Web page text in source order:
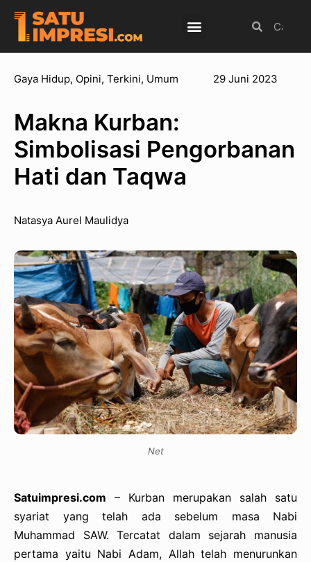
Gaya Hidup, Opini, Terkini, Umum 29 Juni 2023
Makna Kurban:
Simbolisasi Pengorbanan
Hati dan Taqwa
Natasya Aurel Maulidya
Net
Satuimpresi.com – Kurban merupakan salah satu
syariat yang telah ada sebelum masa Nabi
Muhammad SAW. Tercatat dalam sejarah manusia
pertama yaitu Nabi Adam, Allah telah menurunkan